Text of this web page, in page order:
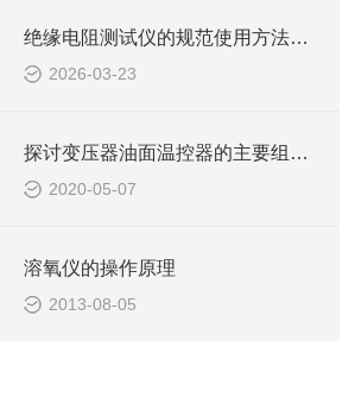
绝缘电阻测试仪的规范使用方法详解
2026-03-23
探讨变压器油面温控器的主要组成及功能
2020-05-07
溶氧仪的操作原理
2013-08-05